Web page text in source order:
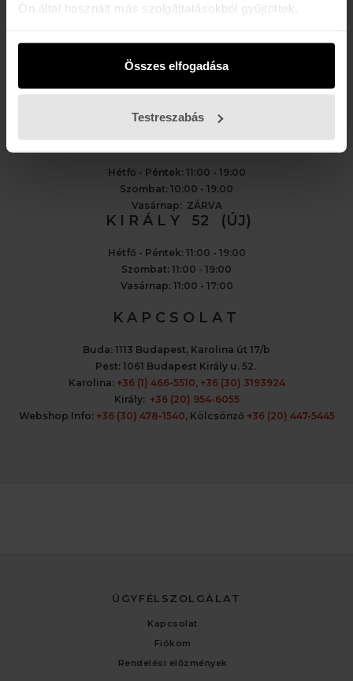
Ön által használt más szolgáltatásokból gyűjtöttek.
Összes elfogadása
Testreszabás
Értesülj az újdonságokról, akciókról
E-MAIL
FELIRATKOZOM »
K A R O L I N A 17 / B
Hétfő - Péntek: 11:00 - 19:00
Szombat: 10:00 - 19:00
Vasárnap: ZÁRVA
K I R Á L Y 52 (ÚJ)
Hétfő - Péntek: 11:00 - 19:00
Szombat: 11:00 - 19:00
Vasárnap: 11:00 - 17:00
K A P C S O L A T
Buda: 1113 Budapest, Karolina út 17/b
Pest: 1061 Budapest Király u. 52.
Karolina: +36 (1) 466-5510, +36 (30) 3193924
Király: +36 (20) 954-6055
Webshop Info: +36 (30) 478-1540, Kölcsönző +36 (20) 447-5445
ÜGYFÉLSZOLGÁLAT
Kapcsolat
Fiókom
Rendelési előzmények